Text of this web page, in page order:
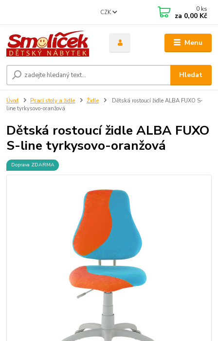
Menu
CZK
Hledat
0 ks
za 0,00 Kč
Úvod Psací stoly a židle Židle
Dětská rostoucí židle ALBA FUXO S-
line tyrkysovo-oranžová
Dětská rostoucí židle ALBA FUXO
S-line tyrkysovo-oranžová
Doprava ZDARMA